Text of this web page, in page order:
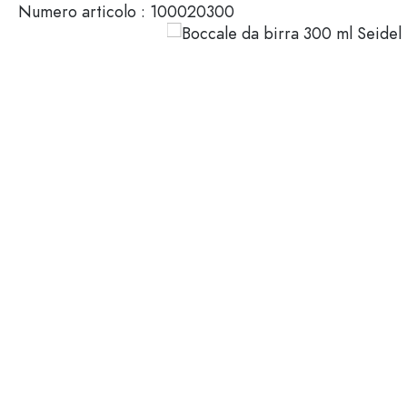
Packaging cosmetici
Bottiglie di vetro 100 ml
Numero articolo : 100020300